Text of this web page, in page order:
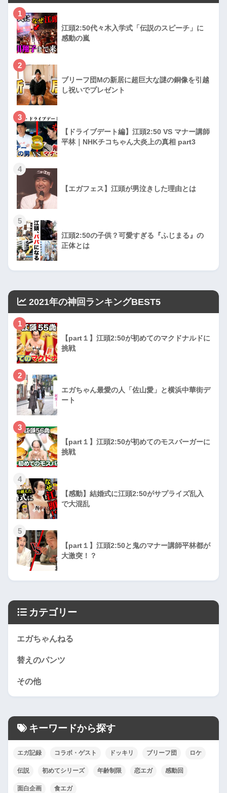
1
江頭2:50代々木入学式「伝説のスピーチ」に
感動の嵐
2
ブリーフ団Mの新居に超巨大な謎の銅像を引越
し祝いでプレゼント
3
【ドライブデート編】江頭2:50 VS マナー講師
平林｜NHKチコちゃん大炎上の真相 part3
4
【エガフェス】江頭が男泣きした理由とは
5
江頭2:50の子供？可愛すぎる『ふじまる』の
正体とは
2021年の神回ランキングBEST5
1
【part１】江頭2:50が初めてのマクドナルドに
挑戦
2
エガちゃん最愛の人「佐山愛」と横浜中華街デ
ート
3
【part１】江頭2:50が初めてのモスバーガーに
挑戦
4
【感動】結婚式に江頭2:50がサプライズ乱入
で大混乱
5
【part１】江頭2:50と鬼のマナー講師平林都が
大激突！？
カテゴリー
エガちゃんねる
替えのパンツ
その他
キーワードから探す
エガ記録 コラボ・ゲスト ドッキリ ブリーフ団 ロケ
伝説 初めてシリーズ 年齢制限 恋エガ 感動回
面白企画 食エガ